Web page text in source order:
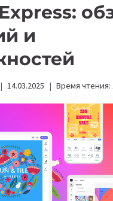
и
14.03.2025 Время чтения: